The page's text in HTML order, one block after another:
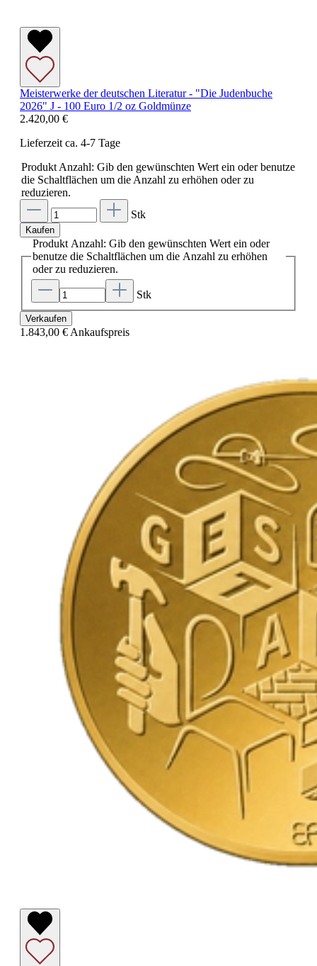
Meisterwerke der deutschen Literatur - "Die Judenbuche
2026" J - 100 Euro 1/2 oz Goldmünze
2.420,00 €
Lieferzeit ca. 4-7 Tage
Produkt Anzahl: Gib den gewünschten Wert ein oder benutze
die Schaltflächen um die Anzahl zu erhöhen oder zu
reduzieren.
Stk
Kaufen
Produkt Anzahl: Gib den gewünschten Wert ein oder
benutze die Schaltflächen um die Anzahl zu erhöhen
oder zu reduzieren.
Stk
Verkaufen
1.843,00 € Ankaufspreis